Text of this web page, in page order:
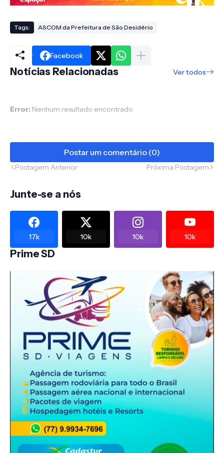
Tags: ASCOM da Prefeitura de São Desidério
Facebook
Notícias Relacionadas Ver todos
Error: Nenhum resultado encontrado
Postar um comentário (0)
Postagem Anterior Próxima Postagem
Junte-se a nós
17k 10k 10k 10k
Prime SD